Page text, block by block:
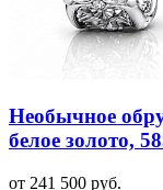
Необычное
белое золото,
от 241 500 руб.